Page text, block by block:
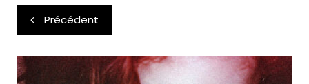
Navigation
de
l’article
Précédent